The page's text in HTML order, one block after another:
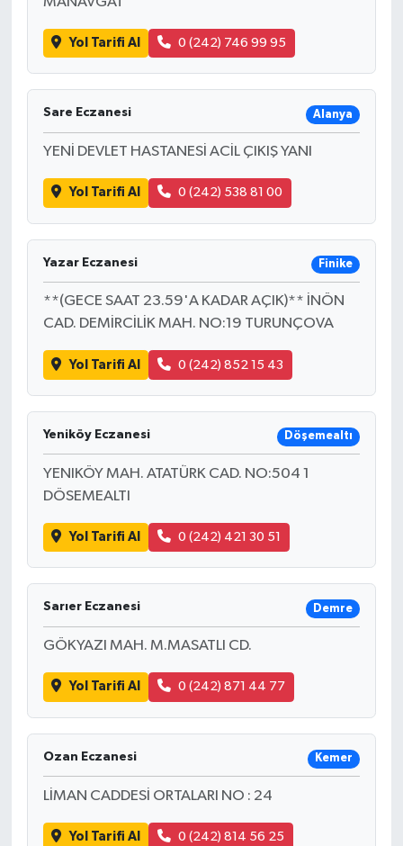
Yol Tarifi Al 0 (242) 746 99 95
Sare Eczanesi Alanya
YENİ DEVLET HASTANESİ ACİL ÇIKIŞ YANI
Yol Tarifi Al 0 (242) 538 81 00
Yazar Eczanesi Finike
**(GECE SAAT 23.59'A KADAR AÇIK)** İNÖN
CAD. DEMİRCİLİK MAH. NO:19 TURUNÇOVA
Yol Tarifi Al 0 (242) 852 15 43
Yeniköy Eczanesi Döşemealtı
YENIKÖY MAH. ATATÜRK CAD. NO:504 1
DÖSEMEALTI
Yol Tarifi Al 0 (242) 421 30 51
Sarıer Eczanesi Demre
GÖKYAZI MAH. M.MASATLI CD.
Yol Tarifi Al 0 (242) 871 44 77
Ozan Eczanesi Kemer
LİMAN CADDESİ ORTALARI NO : 24
Yol Tarifi Al 0 (242) 814 56 25